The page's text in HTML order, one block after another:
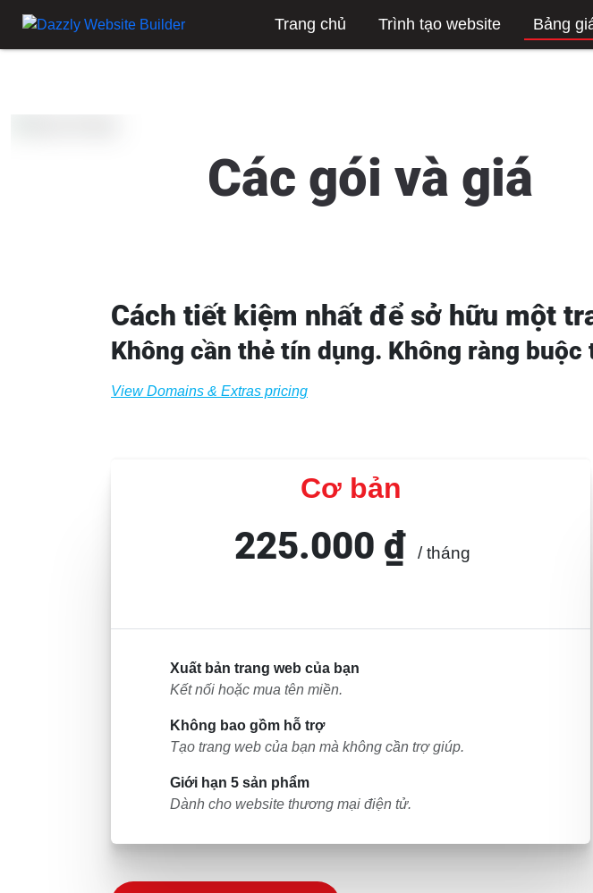
Trang chủ Trình tạo website Bảng
Các gói và giá
Cách tiết kiệm nhất để sở hữu một
Không cần thẻ tín dụng. Không ràng buộc
View Domains & Extras pricing
Cơ bản
225.000 ₫ / tháng
Xuất bản trang web của bạn
Kết nối hoặc mua tên miền.
Không bao gồm hỗ trợ
Tạo trang web của bạn mà không cần trợ giúp.
Giới hạn 5 sản phẩm
Dành cho website thương mại điện tử.